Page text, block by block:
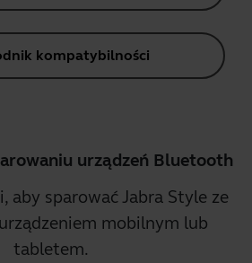
kompatybilności
urządzeń Bluetooth
aby sparować Jabra Style ze
mobilnym lub
tabletem.